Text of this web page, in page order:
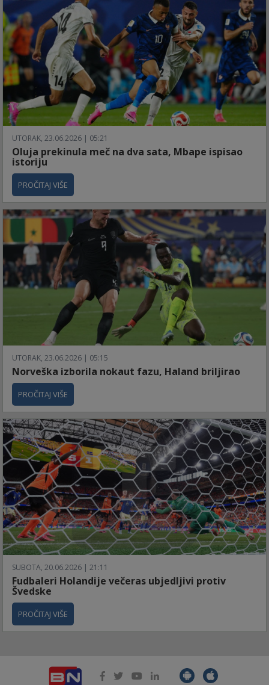
UTORAK, 23.06.2026 | 05:21
Oluja prekinula meč na dva sata, Mbape ispisao
istoriju
PROČITAJ VIŠE
UTORAK, 23.06.2026 | 05:15
Norveška izborila nokaut fazu, Haland briljirao
PROČITAJ VIŠE
SUBOTA, 20.06.2026 | 21:11
Fudbaleri Holandije večeras ubjedljivi protiv
Švedske
PROČITAJ VIŠE